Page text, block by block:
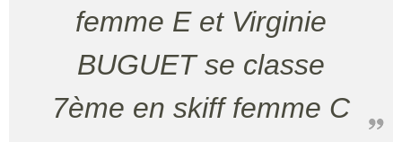
femme E et Virginie
BUGUET se classe
7ème en skiff femme C